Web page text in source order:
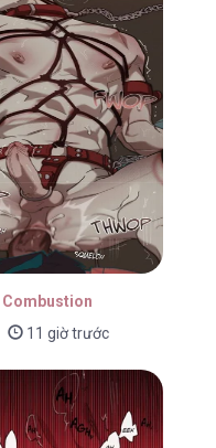
Combustion
11 giờ trước